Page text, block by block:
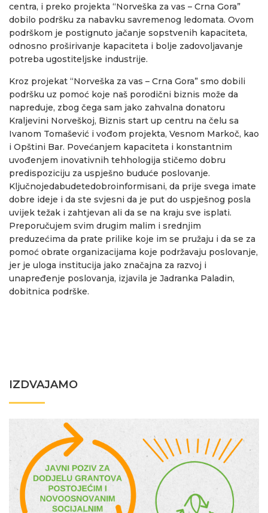
centra, i preko projekta “Norveška za vas – Crna Gora”
dobilo podršku za nabavku savremenog ledomata. Ovom
podrškom je postignuto jačanje sopstvenih kapaciteta,
odnosno proširivanje kapaciteta i bolje zadovoljavanje
potreba ugostiteljske industrije.
Kroz projekat “Norveška za vas – Crna Gora” smo dobili
podršku uz pomoć koje naš porodični biznis može da
napreduje, zbog čega sam jako zahvalna donatoru
Kraljevini Norveškoj, Biznis start up centru na čelu sa
Ivanom Tomašević i vođom projekta, Vesnom Markoč, kao
i Opštini Bar. Povećanjem kapaciteta i konstantnim
uvođenjem inovativnih tehhologija stičemo dobru
predispoziciju za uspješno buduće poslovanje.
Ključnojedabudetedobroinformisani, da prije svega imate
dobre ideje i da ste svjesni da je put do uspješnog posla
uvijek težak i zahtjevan ali da se na kraju sve isplati.
Preporučujem svim drugim malim i srednjim
preduzećima da prate prilike koje im se pružaju i da se za
pomoć obrate organizacijama koje podržavaju poslovanje,
jer je uloga institucija jako značajna za razvoj i
unapređenje poslovanja, izjavila je Jadranka Paladin,
dobitnica podrške.
IZDVAJAMO